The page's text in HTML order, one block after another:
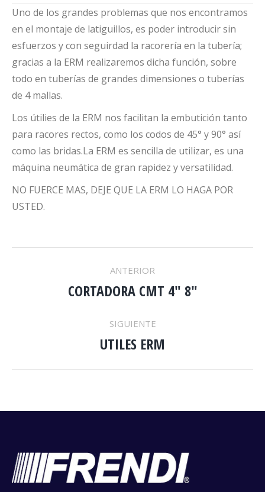
Uno de los grandes problemas que nos encontramos
en el montaje de latiguillos, es poder introducir sin
esfuerzos y con seguirdad la racorería en la tubería;
gracias a la ERM realizaremos dicha función, sobre
todo en tuberías de grandes dimensiones o tuberías
de 4 mallas.
Los útilies de la ERM nos facilitan la embutición tanto
para racores rectos, como los codos de 45° y 90° así
como las bridas.La ERM es sencilla de utilizar, es una
máquina neumática de gran rapidez y versatilidad.
NO FUERCE MAS, DEJE QUE LA ERM LO HAGA POR
USTED.
NAVEGACIÓN
ENTRE
PROYECTOS
ANTERIOR
Proyecto
CORTADORA CMT 4″ 8″
SIGUIENTE
Proyecto
UTILES ERM